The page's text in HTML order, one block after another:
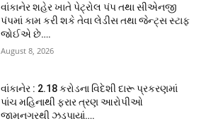
વાંકાનેર શહેર ખાતે પેટ્રોલ પંપ તથા સીએનજી
પંપમાં કામ કરી શકે તેવા લેડીસ તથા જેન્ટ્સ સ્ટાફ
જોઈએ છે….
August 8, 2026
વાંકાનેર : 2.18 કરોડના વિદેશી દારૂ પ્રકરણમાં
પાંચ મહિનાથી ફરાર ત્રણ આરોપીઓ
જામનગરથી ઝડપાયાં….